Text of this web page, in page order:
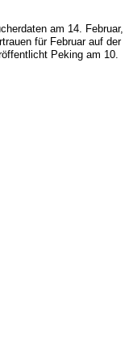
am 14. Februar,
für Februar auf der
Peking am 10.